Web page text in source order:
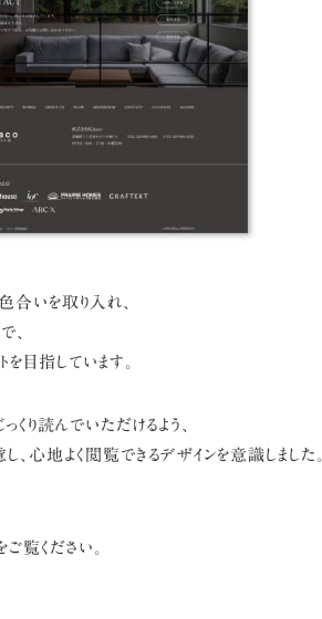
合いを取り入れ、
、
を目指しています。
くり読んでいただけるよう、
心地よく閲覧できるデザインを意識しました。
ください。